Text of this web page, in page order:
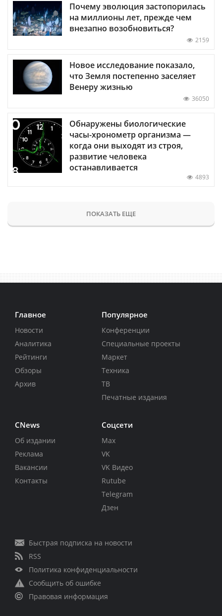
Почему эволюция застопорилась
на миллионы лет, прежде чем
внезапно возобновиться?
2159
Новое исследование показало,
что Земля постепенно заселяет
Венеру жизнью
36050
Обнаружены биологические
часы-хронометр организма —
когда они выходят из строя,
развитие человека
останавливается
4893
ПОКАЗАТЬ ЕЩЕ
Главное
Новости
Аналитика
Рейтинги
Обзоры
Архив
Популярное
Конференции
Специальные проекты
Маркет
Техника
ТВ
Печатные издания
CNews
Об издании
Реклама
Вакансии
Контакты
Соцсети
Max
VK
VK Видео
Rutube
Telegram
Дзен
Быстрая подписка на новости
RSS
Политика конфиденциальности
Сообщить об ошибке
Правовая информация